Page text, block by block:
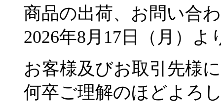
商品の出荷、お問い合
2026年8月17日（月）
お客様及びお取引先様
何卒ご理解のほどよろ